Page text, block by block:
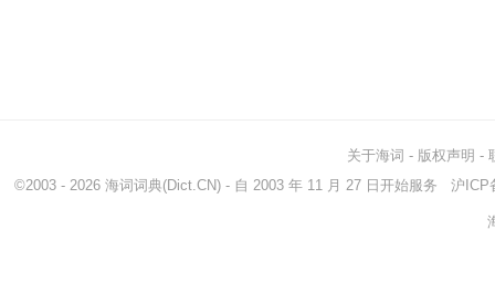
关于海词 - 版权声明 -
©2003 - 2026 海词词典(Dict.CN) - 自 2003 年 11 月 27 日开始服务 沪ICP